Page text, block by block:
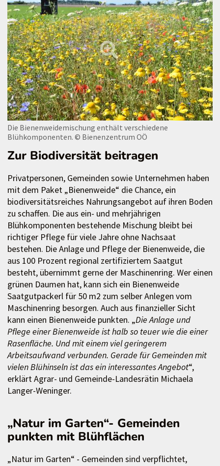
Die Bienenweidemischung enthält verschiedene
Blühkomponenten. © Bienenzentrum OÖ
Zur Biodiversität beitragen
Privatpersonen, Gemeinden sowie Unternehmen haben
mit dem Paket „Bienenweide“ die Chance, ein
biodiversitätsreiches Nahrungsangebot auf ihren Boden
zu schaffen. Die aus ein- und mehrjährigen
Blühkomponenten bestehende Mischung bleibt bei
richtiger Pflege für viele Jahre ohne Nachsaat
bestehen. Die Anlage und Pflege der Bienenweide, die
aus 100 Prozent regional zertifiziertem Saatgut
besteht, übernimmt gerne der Maschinenring. Wer einen
grünen Daumen hat, kann sich ein Bienenweide
Saatgutpackerl für 50 m2 zum selber Anlegen vom
Maschinenring besorgen. Auch aus finanzieller Sicht
kann einen Bienenweide punkten. „Die Anlage und
Pflege einer Bienenweide ist halb so teuer wie die einer
Rasenfläche. Und mit einem viel geringerem
Arbeitsaufwand verbunden. Gerade für Gemeinden mit
vielen Blühinseln ist das ein interessantes Angebot“,
erklärt Agrar- und Gemeinde-Landesrätin Michaela
Langer-Weninger.
„Natur im Garten“- Gemeinden
punkten mit Blühflächen
„Natur im Garten“ - Gemeinden sind verpflichtet,